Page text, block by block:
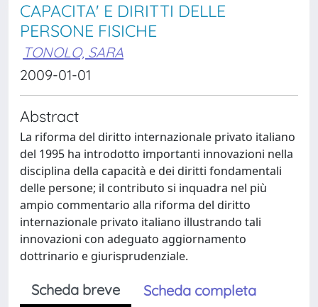
CAPACITA' E DIRITTI DELLE
PERSONE FISICHE
TONOLO, SARA
2009-01-01
Abstract
La riforma del diritto internazionale privato italiano
del 1995 ha introdotto importanti innovazioni nella
disciplina della capacità e dei diritti fondamentali
delle persone; il contributo si inquadra nel più
ampio commentario alla riforma del diritto
internazionale privato italiano illustrando tali
innovazioni con adeguato aggiornamento
dottrinario e giurisprudenziale.
Scheda breve
Scheda completa